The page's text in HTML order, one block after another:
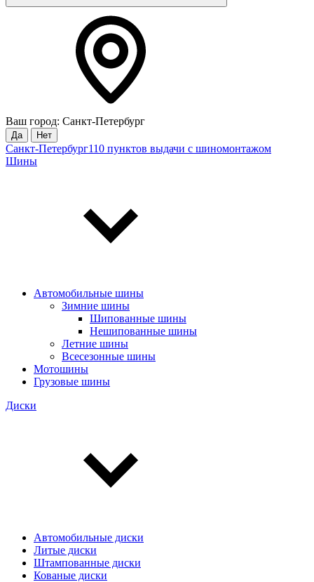
Ваш город: Санкт-Петербург
Да Нет
Санкт-Петербург110 пунктов выдачи с шиномонтажом
Шины
Автомобильные шины
Зимние шины
Шипованные шины
Нешипованные шины
Летние шины
Всесезонные шины
Мотошины
Грузовые шины
Диски
Автомобильные диски
Литые диски
Штампованные диски
Кованые диски